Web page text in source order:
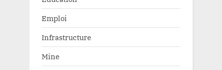
Emploi
Infrastructure
Mine